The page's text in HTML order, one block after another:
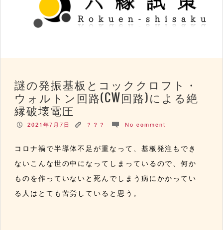
謎の発振基板とコッククロフト・
ウォルトン回路(CW回路)による絶
縁破壊電圧
P 2021年7月7日 K ？？？ c No comment
コロナ禍で半導体不足が重なって、基板発注もでき
ないこんな世の中になってしまっているので、何か
ものを作っていないと死んでしまう病にかかってい
る人はとても苦労していると思う。